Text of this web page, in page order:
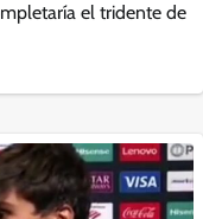
el tridente de